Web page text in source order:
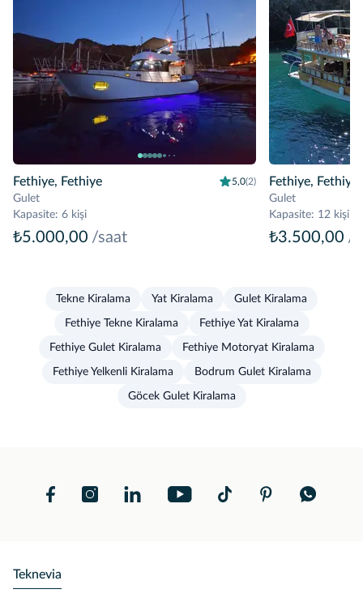
Fethiye, Fethiye 5,0(2)
Gulet
Kapasite: 6 kişi
₺5.000,00 /saat
Fethiye, Fethiye
Gulet
Kapasite: 12 kişi
₺3.500,00 /
Tekne Kiralama Yat Kiralama Gulet Kiralama
Fethiye Tekne Kiralama Fethiye Yat Kiralama
Fethiye Gulet Kiralama Fethiye Motoryat Kiralama
Fethiye Yelkenli Kiralama Bodrum Gulet Kiralama
Göcek Gulet Kiralama
Teknevia